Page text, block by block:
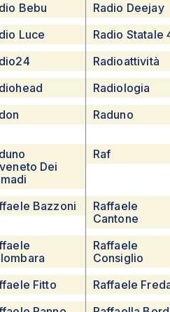
Bebu
Radio Deejay
Luce
Radio Statale
Radioattività
Radiologia
Raduno
Dei
Raf
Bazzoni
Raffaele
Cantone
Raffaele
Consiglio
Fitto
Raffaele